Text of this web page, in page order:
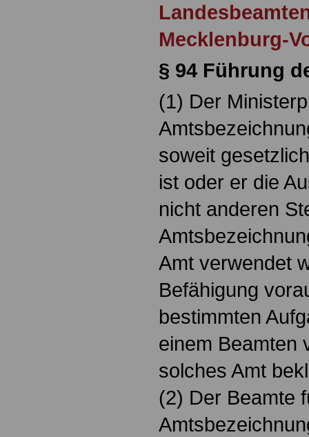
Mecklenburg-
§ 94 Führung
(1) Der
soweit
ist oder er die
nicht anderen
Amt verwendet
Befähigung
bestimmten
einem Beamten
solches Amt
(2) Der Beamte